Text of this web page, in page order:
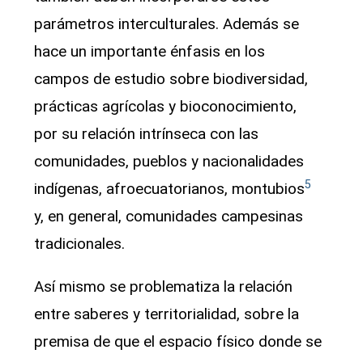
parámetros interculturales. Además se
hace un importante énfasis en los
campos de estudio sobre biodiversidad,
prácticas agrícolas y bioconocimiento,
por su relación intrínseca con las
comunidades, pueblos y nacionalidades
indígenas, afroecuatorianos, montubios5
y, en general, comunidades campesinas
tradicionales.
Así mismo se problematiza la relación
entre saberes y territorialidad, sobre la
premisa de que el espacio físico donde se